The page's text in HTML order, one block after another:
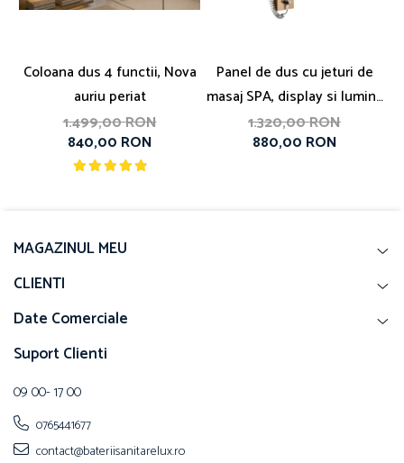
Coloana dus 4 functii, Nova
auriu periat
1.499,00 RON
840,00 RON
Panel de dus cu jeturi de
masaj SPA, display si lumina
led
1.320,00 RON
880,00 RON
MAGAZINUL MEU
CLIENTI
Date Comerciale
Suport Clienti
09 00- 17 00
0765441677
contact@bateriisanitarelux.ro